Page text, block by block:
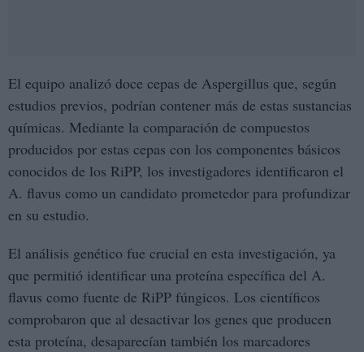
El equipo analizó doce cepas de Aspergillus que, según
estudios previos, podrían contener más de estas sustancias
químicas. Mediante la comparación de compuestos
producidos por estas cepas con los componentes básicos
conocidos de los RiPP, los investigadores identificaron el
A. flavus como un candidato prometedor para profundizar
en su estudio.
El análisis genético fue crucial en esta investigación, ya
que permitió identificar una proteína específica del A.
flavus como fuente de RiPP fúngicos. Los científicos
comprobaron que al desactivar los genes que producen
esta proteína, desaparecían también los marcadores